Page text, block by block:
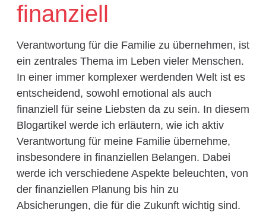
finanziell
Verantwortung für die Familie zu übernehmen, ist
ein zentrales Thema im Leben vieler Menschen.
In einer immer komplexer werdenden Welt ist es
entscheidend, sowohl emotional als auch
finanziell für seine Liebsten da zu sein. In diesem
Blogartikel werde ich erläutern, wie ich aktiv
Verantwortung für meine Familie übernehme,
insbesondere in finanziellen Belangen. Dabei
werde ich verschiedene Aspekte beleuchten, von
der finanziellen Planung bis hin zu
Absicherungen, die für die Zukunft wichtig sind.